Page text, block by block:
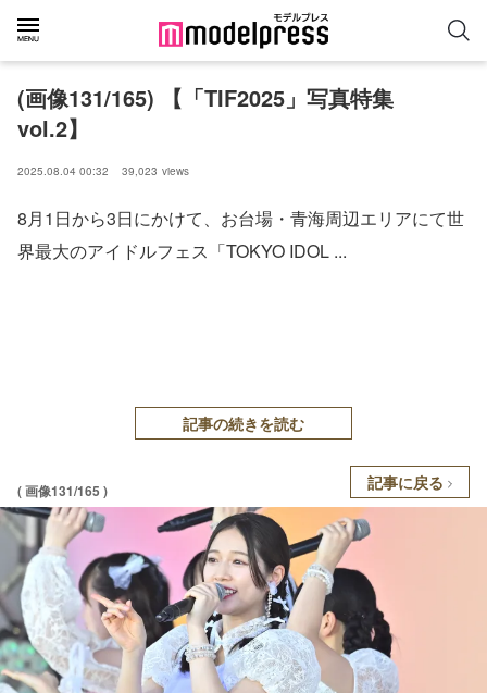
(画像131/165) 【「TIF2025」写真特集
vol.2】
2025.08.04 00:32 39,023 views
8月1日から3日にかけて、お台場・青海周辺エリアにて世
界最大のアイドルフェス「TOKYO IDOL ...
記事の続きを読む
( 画像131/165 ) 記事に戻る